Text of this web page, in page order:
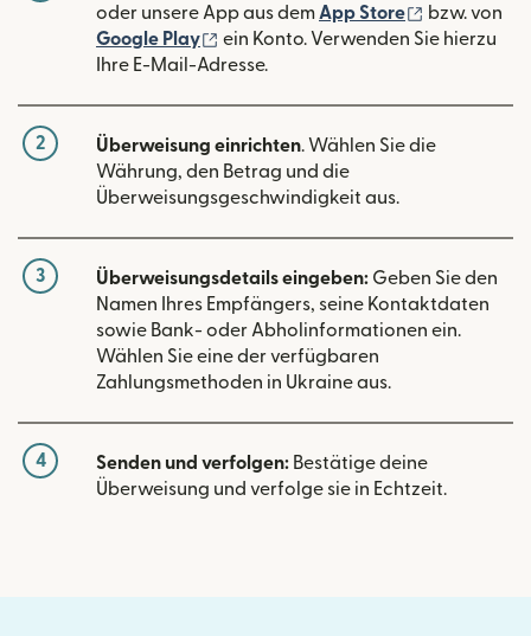
oder unsere App aus dem App Store (wird in
bzw. von
Google Play
(wird in einem neuen Fenster
ein Konto. Verwenden Sie hierzu
Ihre E-Mail-Adresse.
2 Überweisung einrichten. Wählen Sie die
Währung, den Betrag und die
Überweisungsgeschwindigkeit aus.
3 Überweisungsdetails eingeben: Geben Sie den
Namen Ihres Empfängers, seine Kontaktdaten
sowie Bank- oder Abholinformationen ein.
Wählen Sie eine der verfügbaren
Zahlungsmethoden in Ukraine aus.
4 Senden und verfolgen: Bestätige deine
Überweisung und verfolge sie in Echtzeit.